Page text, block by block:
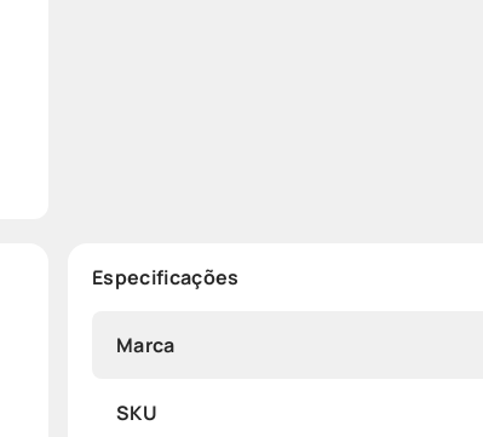
Especificações
Marca
SKU